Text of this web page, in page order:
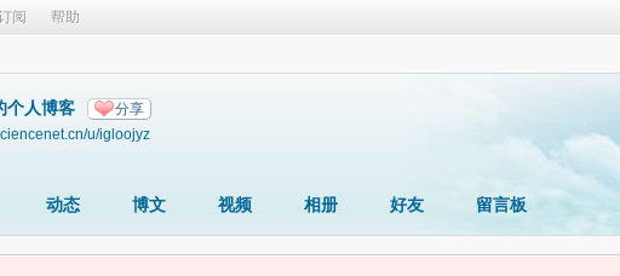
阅 帮助
人博客 分享
u/igloojyz
动态 博文 视频 相册 好友 留言板